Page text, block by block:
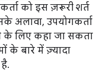
को इस ज़रूरी शर्त
अलावा, उपयोगकर्ता
के लिए कहा जा सकता
के बारे में ज़्यादा